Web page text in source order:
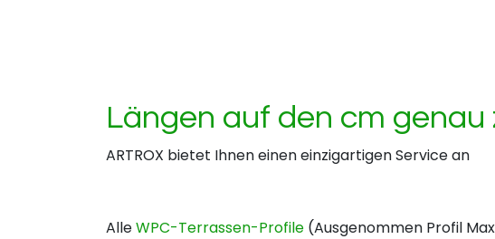
Längen auf den cm
ARTROX bietet Ihnen einen einzigartigen Service an
AlleWPC-Terrassen-Profile (Ausgenommen Profil